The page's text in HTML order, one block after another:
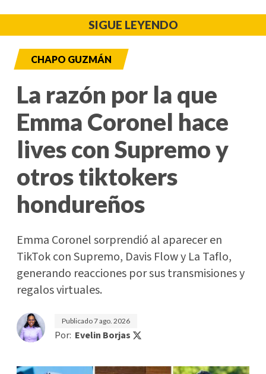
SIGUE LEYENDO
CHAPO GUZMÁN
La razón por la que
Emma Coronel hace
lives con Supremo y
otros tiktokers
hondureños
Emma Coronel sorprendió al aparecer en
TikTok con Supremo, Davis Flow y La Taflo,
generando reacciones por sus transmisiones y
regalos virtuales.
Publicado7 ago. 2026
Por: Evelin Borjas